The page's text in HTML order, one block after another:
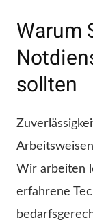
Warum
sollten
Wir arbeiten
erfahrene